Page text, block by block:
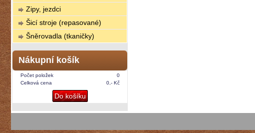
Zipy, jezdci
Šicí stroje (repasované)
Šněrovadla (tkaničky)
Nákupní košík
Počet položek
0
Celková cena
0,- Kč
Do košíku